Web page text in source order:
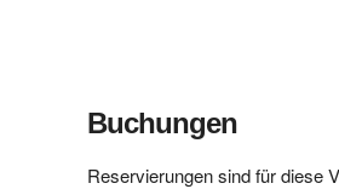
Buchungen
Reservierungen sind für diese